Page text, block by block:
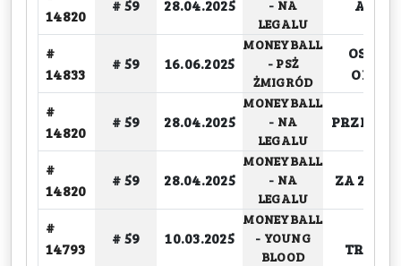
14820
# 59 28.04.2025
- NA
LEGALU
#
14833
# 59 16.06.2025
MONEYBALL
- PSŻ
ŻMIGRÓD
#
14820
# 59 28.04.2025
MONEYBALL
- NA
LEGALU
#
14820
# 59 28.04.2025
MONEYBALL
- NA
LEGALU
ZA 2
#
14793
# 59 10.03.2025
MONEYBALL
- YOUNG
BLOOD